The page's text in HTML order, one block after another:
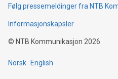
Følg pressemeldinger fra NTB
Informasjonskapsler
© NTB Kommunikasjon 2026
Norsk English